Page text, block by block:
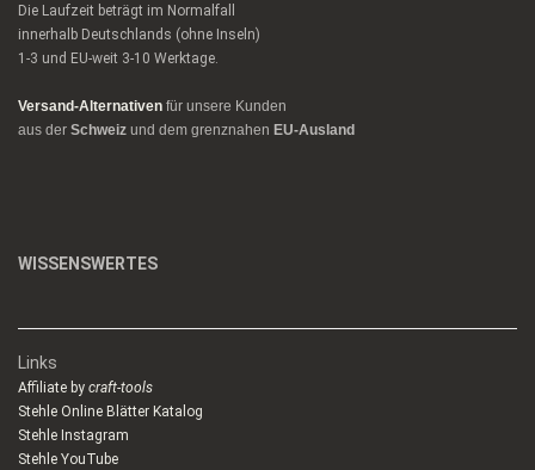
Die Laufzeit beträgt im Normalfall
innerhalb Deutschlands (ohne Inseln)
1-3 und EU-weit 3-10 Werktage.
Versand-Alternativen für unsere Kunden
aus der Schweiz und dem grenznahen EU-Ausland
WISSENSWERTES
Links
Affiliate by craft-tools
Stehle Online Blätter Katalog
Stehle Instagram
Stehle YouTube